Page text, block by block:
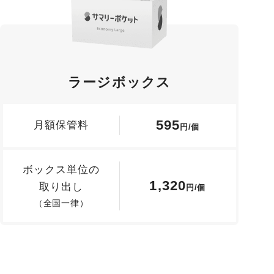
ラージボックス
月額保管料 595 円/個
ボックス単位の
取り出し
（全国一律）
1,320 円/個